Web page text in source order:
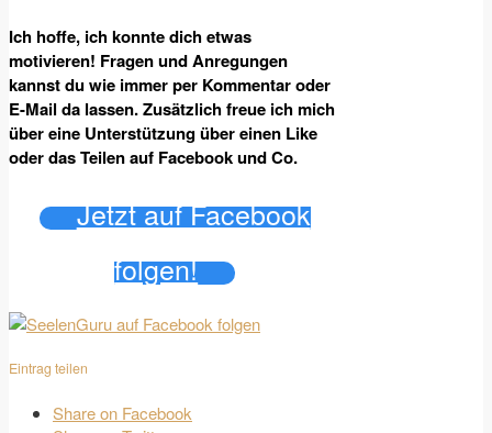
Ich hoffe, ich konnte dich etwas
motivieren! Fragen und Anregungen
kannst du wie immer per Kommentar oder
E-Mail da lassen. Zusätzlich freue ich mich
über eine Unterstützung über einen Like
oder das Teilen auf Facebook und Co.
Jetzt auf Facebook
folgen!
Eintrag teilen
Share on Facebook